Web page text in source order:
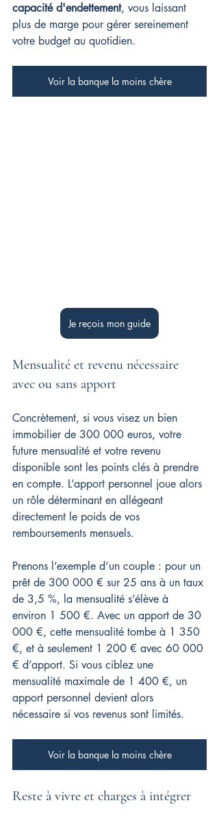
capacité d'endettement, vous laissant
plus de marge pour gérer sereinement
votre budget au quotidien.
Voir la banque la moins chère
Je reçois mon guide
Mensualité et revenu nécessaire
avec ou sans apport
Concrètement, si vous visez un bien
immobilier de 300 000 euros, votre
future mensualité et votre revenu
disponible sont les points clés à prendre
en compte. L’apport personnel joue alors
un rôle déterminant en allégeant
directement le poids de vos
remboursements mensuels.
Prenons l’exemple d’un couple : pour un
prêt de 300 000 € sur 25 ans à un taux
de 3,5 %, la mensualité s’élève à
environ 1 500 €. Avec un apport de 30
000 €, cette mensualité tombe à 1 350
€, et à seulement 1 200 € avec 60 000
€ d’apport. Si vous ciblez une
mensualité maximale de 1 400 €, un
apport personnel devient alors
nécessaire si vos revenus sont limités.
Voir la banque la moins chère
Reste à vivre et charges à intégrer